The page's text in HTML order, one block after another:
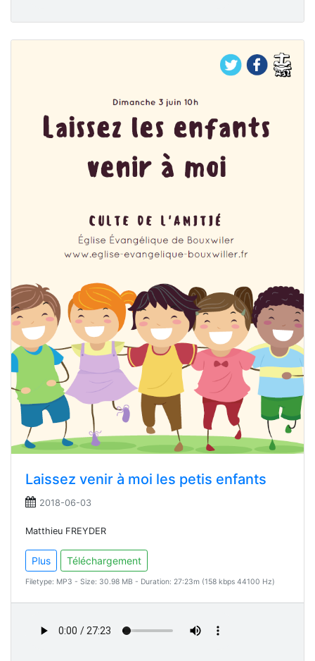
Laissez venir à moi les petis enfants
2018-06-03
Matthieu FREYDER
Plus Téléchargement
Filetype: MP3 - Size: 30.98 MB - Duration: 27:23m (158 kbps 44100 Hz)